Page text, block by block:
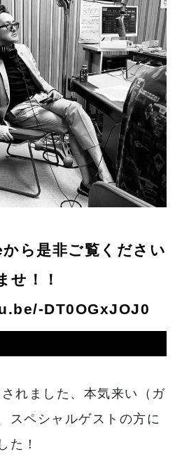
ら是非ご覧ください
せ！！
DT0OGxJOJ0
れました、本気来い（ガ
スペシャルゲストの方に
た！